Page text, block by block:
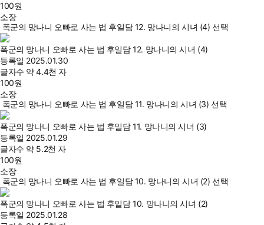
100원
소장
폭군의 망나니 오빠로 사는 법 후일담 12. 망나니의 시녀 (4) 선택
폭군의 망나니 오빠로 사는 법 후일담 12. 망나니의 시녀 (4)
등록일 2025.01.30
글자수 약 4.4천 자
100원
소장
폭군의 망나니 오빠로 사는 법 후일담 11. 망나니의 시녀 (3) 선택
폭군의 망나니 오빠로 사는 법 후일담 11. 망나니의 시녀 (3)
등록일 2025.01.29
글자수 약 5.2천 자
100원
소장
폭군의 망나니 오빠로 사는 법 후일담 10. 망나니의 시녀 (2) 선택
폭군의 망나니 오빠로 사는 법 후일담 10. 망나니의 시녀 (2)
등록일 2025.01.28